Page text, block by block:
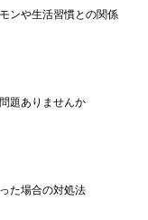
ンや生活習慣との関係
題ありませんか
た場合の対処法